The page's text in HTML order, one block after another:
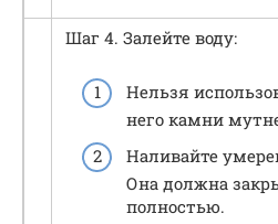
Шаг 4. Залейте воду:
Нельзя
него камни
Наливайте
Она должна
полностью.